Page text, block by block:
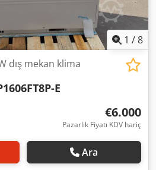
1 /8
dış mekan klima
E
€6.000
Pazarlık Fiyatı KDV hariç
Ara